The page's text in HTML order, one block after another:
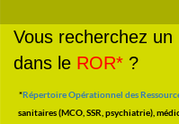
Vous recherchez
dans le ROR* ?
*Répertoire Opérationnel des
sanitaires (MCO, SSR, psychiatrie),